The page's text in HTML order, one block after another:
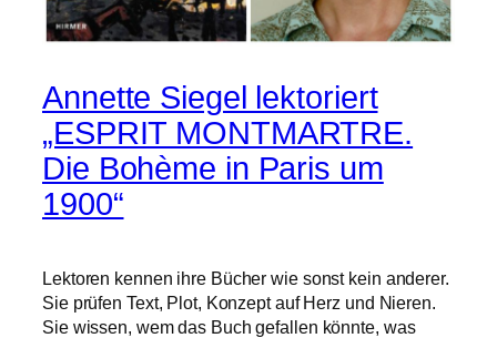
Annette Siegel lektoriert
„ESPRIT MONTMARTRE.
Die Bohème in Paris um
1900“
Lektoren kennen ihre Bücher wie sonst kein anderer.
Sie prüfen Text, Plot, Konzept auf Herz und Nieren.
Sie wissen, wem das Buch gefallen könnte, was